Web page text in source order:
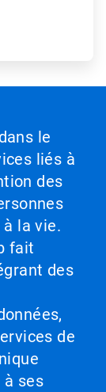
le
liés à
des
la vie.
fait
des
de
à ses